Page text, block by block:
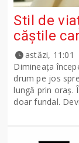
Stil de
căștile
astăzi, 11:01
Dimineața
drum pe jos
lungă prin oraș.
doar fundal.